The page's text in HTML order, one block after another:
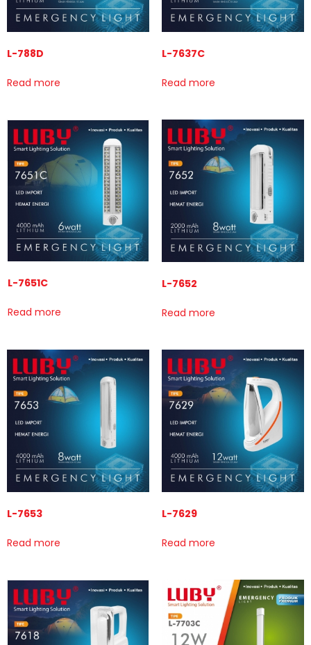
L-788D
Read more
L-7637C
Read more
L-7651C
Read more
L-7652
Read more
L-7653
Read more
L-7629
Read more